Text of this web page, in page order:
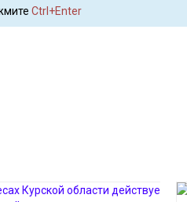
Ctrl+Enter